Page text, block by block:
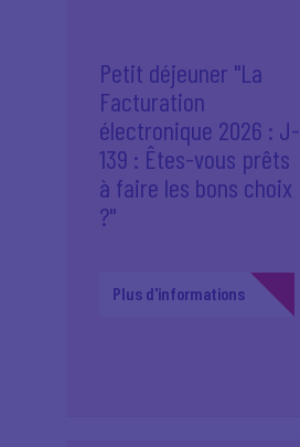
Petit déjeuner "La
Facturation
électronique 2026 : J-
139 : Êtes-vous prêts
à faire les bons choix
?"
Plus d'informations